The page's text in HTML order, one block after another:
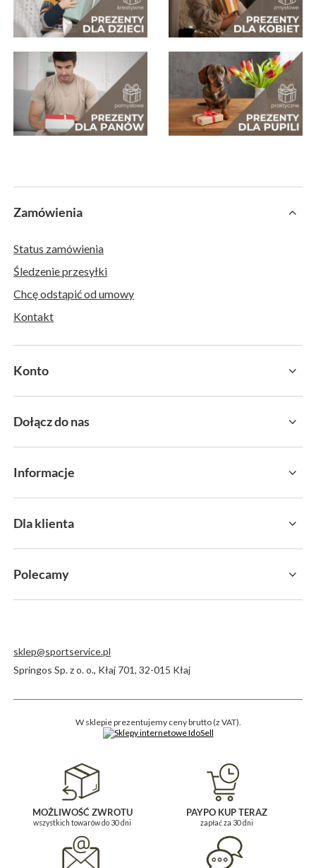
Zamówienia
Status zamówienia
Śledzenie przesyłki
Chcę odstąpić od umowy
Kontakt
Konto
Dołącz do nas
Informacje
Dla klienta
Polecamy
sklep@sportservice.pl
Springos Sp. z o. o., Kłaj 701,32-015 Kłaj
W sklepie prezentujemy ceny brutto (z VAT).
MOŻLIWOŚĆ ZWROTU
wszystkich towarów do 30 dni
PAYPO KUP TERAZ
zapłać za 30 dni